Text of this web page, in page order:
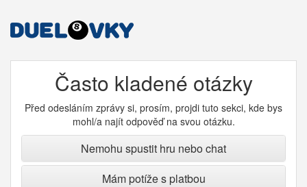
Často kladené otázky
Před odesláním zprávy si, prosím, projdi tuto sekci, kde bys
mohl/a najít odpověď na svou otázku.
Nemohu spustit hru nebo chat
Mám potíže s platbou